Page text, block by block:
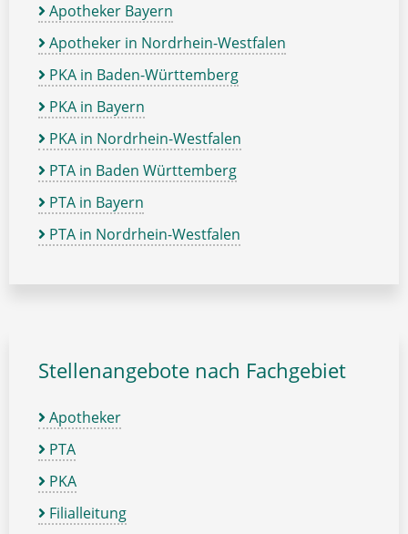
Apotheker Bayern
Apotheker in Nordrhein-Westfalen
PKA in Baden-Württemberg
PKA in Bayern
PKA in Nordrhein-Westfalen
PTA in Baden Württemberg
PTA in Bayern
PTA in Nordrhein-Westfalen
Stellenangebote nach Fachgebiet
Apotheker
PTA
PKA
Filialleitung